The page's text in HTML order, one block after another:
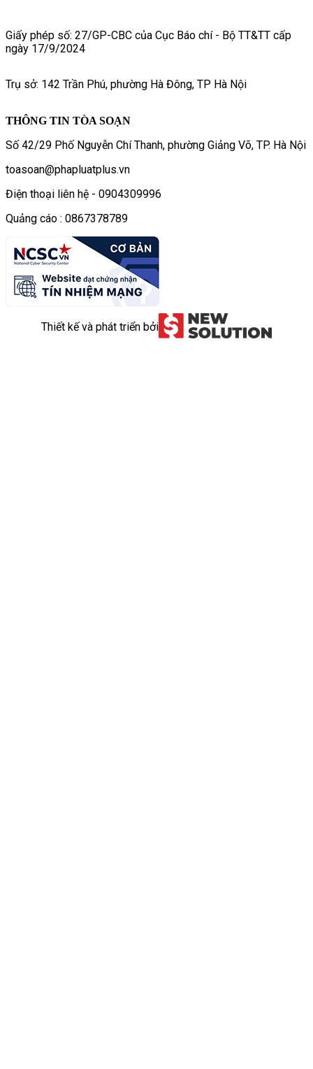
Giấy phép số: 27/GP-CBC của Cục Báo chí - Bộ TT&TT cấp
ngày 17/9/2024
Trụ sở: 142 Trần Phú, phường Hà Đông, TP Hà Nội
THÔNG TIN TÒA SOẠN
Số 42/29 Phố Nguyễn Chí Thanh, phường Giảng Võ, TP. Hà Nội
toasoan@phapluatplus.vn
Điện thoại liên hệ - 0904309996
Quảng cáo : 0867378789
Thiết kế và phát triển bởi